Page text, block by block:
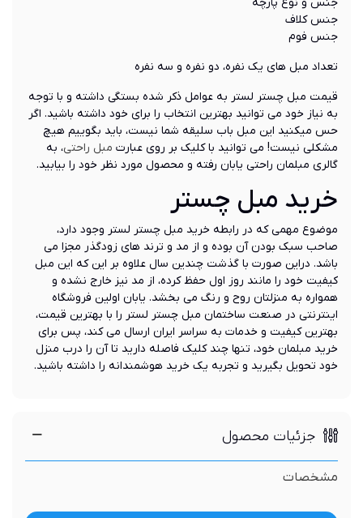
جنس کلاف
جنس فوم
تعداد مبل های یک نفره، دو نفره و سه نفره
قیمت مبل چستر لستر به عوامل ذکر شده بستگی داشته و با توجه
به نیاز خود می توانید بهترین انتخاب را برای خود داشته باشید. اگر
حس میکنید این مبل باب سلیقه شما نیست، باید بگوییم هیچ
مشکلی نیست! می توانید با کلیک بر روی عبارت مبل راحتی، به
گالری مبلمان راحتی یابان رفته و محصول مورد نظر خود را بیابید.
خرید مبل چستر
موضوع مهمی که در رابطه خرید مبل چستر لستر وجود دارد،
صاحب سبک بودن آن بوده و از مد و ترند های زودگذر مجزا می
باشد. دراین صورت با گذشت چندین سال علاوه بر این که این مبل
کیفیت خود را مانند روز اول حفظ کرده، از مد نیز خارج نشده و
همواره به منزلتان روح و رنگ می بخشد. یابان اولین فروشگاه
اینترنتی در صنعت ساختمان مبل چستر لستر را با بهترین قیمت،
بهترین کیفیت و خدمات به سراسر ایران ارسال می کند، پس برای
خرید مبلمان خود، تنها چند کلیک فاصله دارید تا آن را درب منزل
خود تحویل بگیرید و تجربه یک خرید هوشمندانه را داشته باشید.
جزئیات محصول
مشخصات